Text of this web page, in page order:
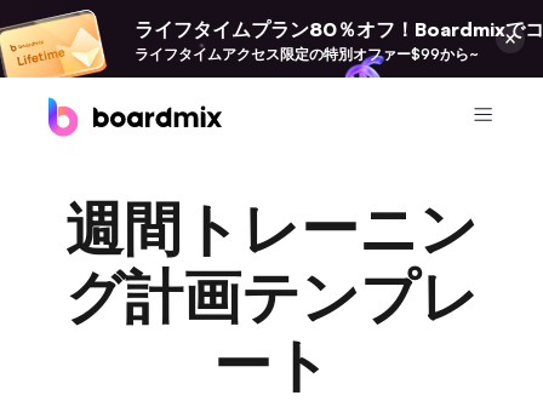
ライフタイムプラン80％オフ！Boardmixで
ライフタイムアクセス限定の特別オファー$99から~
Boardmix
オンラインコラボホワイトボード
Boardmix SDK
Boardmix開発者プラットフォーム
週間トレーニン
グ計画テンプレ
ート